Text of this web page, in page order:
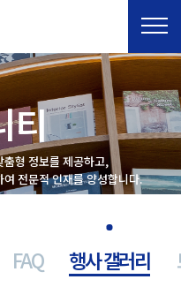
티
형 정보를 제공하고,
전문적 인재를 양성합니다.
FAQ 행사 갤러리